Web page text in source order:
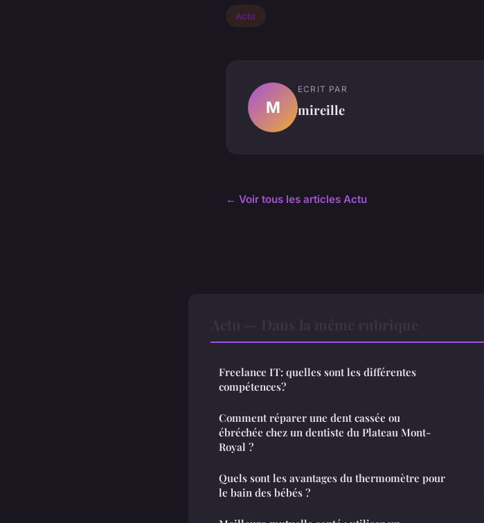
Actu
M
ECRIT PAR
mireille
← Voir tous les articles Actu
Freelance IT: quelles sont les différentes
compétences?
Comment réparer une dent cassée ou
ébréchée chez un dentiste du Plateau Mont-
Royal ?
Quels sont les avantages du thermomètre pour
le bain des bébés ?